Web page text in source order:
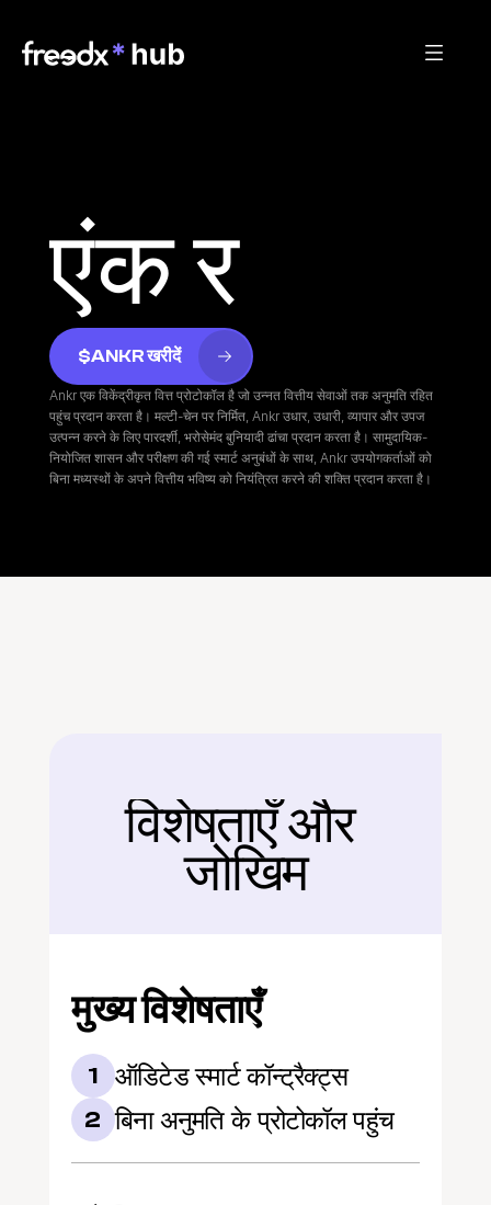
एंक र
$ANKR खरीदें
Ankr एक विकेंद्रीकृत वित्त प्रोटोकॉल है जो उन्नत वित्तीय सेवाओं तक अनुमति रहित
पहुंच प्रदान करता है। मल्टी-चेन पर निर्मित, Ankr उधार, उधारी, व्यापार और उपज
उत्पन्न करने के लिए पारदर्शी, भरोसेमंद बुनियादी ढांचा प्रदान करता है। सामुदायिक-
नियोजित शासन और परीक्षण की गई स्मार्ट अनुबंधों के साथ, Ankr उपयोगकर्ताओं को
बिना मध्यस्थों के अपने वित्तीय भविष्य को नियंत्रित करने की शक्ति प्रदान करता है।
बैक
विशेषताएँ और
जोखिम
मुख्य विशेषताएँ
1 ऑडिटेड स्मार्ट कॉन्ट्रैक्ट्स
2 बिना अनुमति के प्रोटोकॉल पहुंच